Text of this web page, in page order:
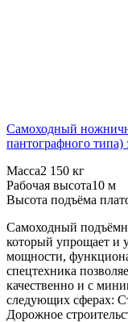
Самоходный
пантографного типа)
Масса2 150 кг
Рабочая высота10 м
Высота подъёма
Самоходный
который упрощает и
мощности,
спецтехника
качественно и с
следующих сферах:
Дорожное